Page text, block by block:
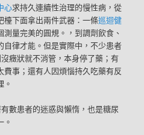
心求持久連續性治理的慢性病，從
檯下面拿出兩件武器：一條巡迴健
量完美的圓規。，到調劑飲食、
律才能。但是實際中，不少患者
癥狀就不消管，本身停了藥；有
費事；還有人因煩惱持久吃藥有反
。
數患者的迷惑與懶惰，也是糖尿
。